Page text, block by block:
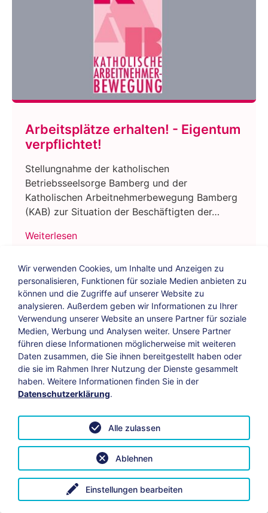
Arbeitsplätze erhalten! - Eigentum
verpflichtet!
Stellungnahme der katholischen
Betriebsseelsorge Bamberg und der
Katholischen Arbeitnehmerbewegung Bamberg
(KAB) zur Situation der Beschäftigten der…
Weiterlesen
Impuls zum zweiten Advent
Litanei eines Teilzeit-Christen Ich will DIR
nachfolgen, aber nicht überall hin. Ich will mich
an DICH binden, aber nicht zu fest. Ich will
Wir verwenden Cookies, um Inhalte und Anzeigen zu
personalisieren, Funktionen für soziale Medien anbieten zu
können und die Zugriffe auf unserer Website zu
analysieren. Außerdem geben wir Informationen zu Ihrer
Verwendung unserer Website an unsere Partner für soziale
Medien, Werbung und Analysen weiter. Unsere Partner
führen diese Informationen möglicherweise mit weiteren
Daten zusammen, die Sie ihnen bereitgestellt haben oder
die sie im Rahmen Ihrer Nutzung der Dienste gesammelt
haben. Weitere Informationen finden Sie in der
Datenschutzerklärung.
Einstellungen bearbeiten
Ablehnen
Alle zulassen